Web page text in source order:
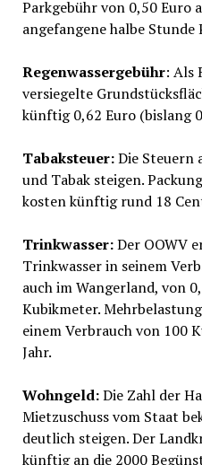
Parkgebühr von 0,50 Euro
angefangene halbe Stunde
Regenwassergebühr: Als
versiegelte
künftig 0,62 Euro (bislang
Tabaksteuer:Die Steuern
und Tabak steigen.
kosten künftig rund 18
Trinkwasser:Der OOWV
Trinkwasser in seinem
auch im Wangerland, von
Kubikmeter.
einem Verbrauch von 100
Jahr.
Wohngeld:Die Zahl der
Mietzuschuss vom Staat
deutlich steigen. Der
künftig an die 2000